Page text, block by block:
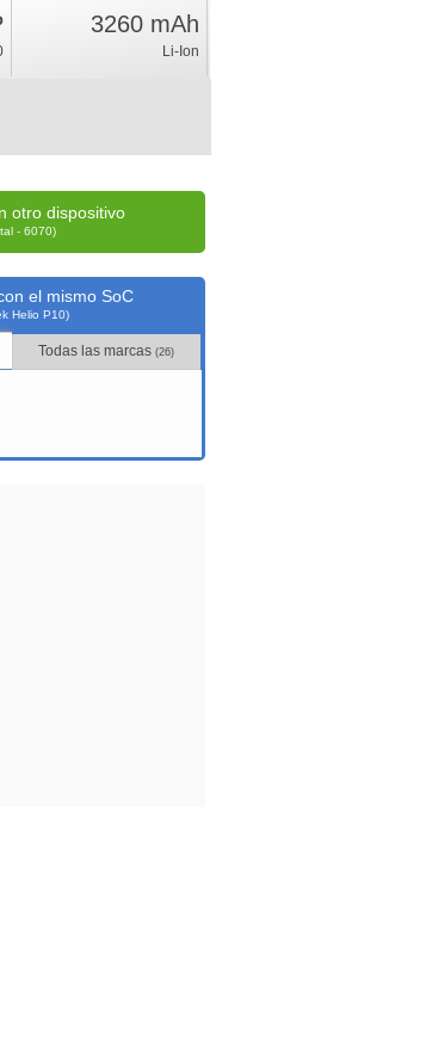
3260 mAh
Li-Ion
otro dispositivo
- 6070)
el mismo SoC
Helio P10)
Todas las marcas(26)